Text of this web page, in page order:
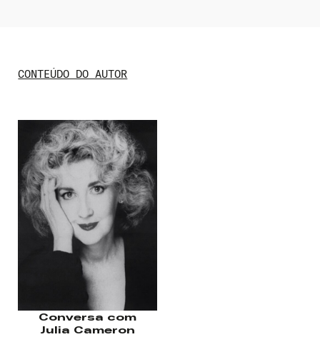
CONTEÚDO DO AUTOR
Conversa com
Julia Cameron
Nome de usuário ou endereço de e-
mail
Senha
Lembrar-me